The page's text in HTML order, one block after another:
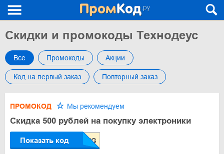
Скидки и промокоды Технодеус
Все Промокоды Акции
Код на первый заказ Повторный заказ
ПРОМОКОД Мы рекомендуем
Скидка 500 рублей на покупку электроники
Показать код